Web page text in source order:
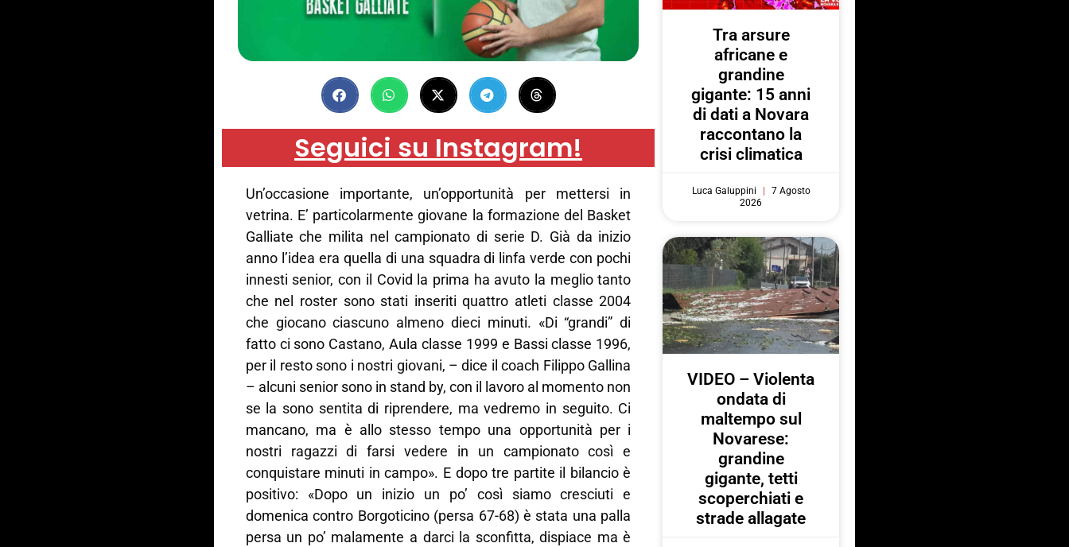
Seguici su Instagram!
Un’occasione importante, un’opportunità per mettersi in
vetrina. E’ particolarmente giovane la formazione del Basket
Galliate che milita nel campionato di serie D. Già da inizio
anno l’idea era quella di una squadra di linfa verde con pochi
innesti senior, con il Covid la prima ha avuto la meglio tanto
che nel roster sono stati inseriti quattro atleti classe 2004
che giocano ciascuno almeno dieci minuti. «Di “grandi” di
fatto ci sono Castano, Aula classe 1999 e Bassi classe 1996,
per il resto sono i nostri giovani, – dice il coach Filippo Gallina
– alcuni senior sono in stand by, con il lavoro al momento non
se la sono sentita di riprendere, ma vedremo in seguito. Ci
mancano, ma è allo stesso tempo una opportunità per i
nostri ragazzi di farsi vedere in un campionato così e
conquistare minuti in campo». E dopo tre partite il bilancio è
positivo: «Dopo un inizio un po’ così siamo cresciuti e
domenica contro Borgoticino (persa 67-68) è stata una palla
persa un po’ malamente a darci la sconfitta, dispiace ma è
Tra arsure
africane e
grandine
gigante: 15 anni
di dati a Novara
raccontano la
crisi climatica
Luca Galuppini
7 Agosto
2026
VIDEO – Violenta
ondata di
maltempo sul
Novarese:
grandine
gigante, tetti
scoperchiati e
strade allagate